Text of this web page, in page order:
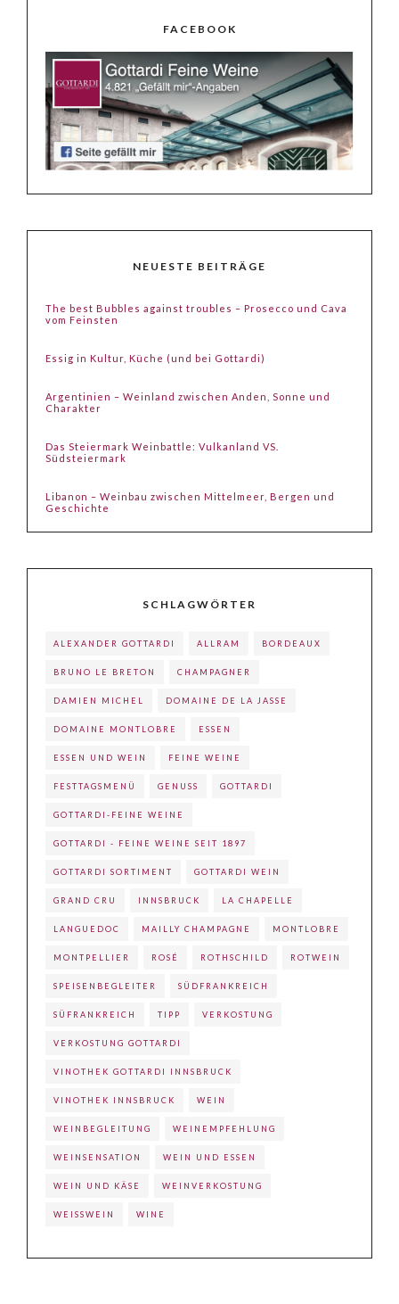
FACEBOOK
NEUESTE BEITRÄGE
The best Bubbles against troubles – Prosecco und Cava
vom Feinsten
Essig in Kultur, Küche (und bei Gottardi)
Argentinien – Weinland zwischen Anden, Sonne und
Charakter
Das Steiermark Weinbattle: Vulkanland VS.
Südsteiermark
Libanon – Weinbau zwischen Mittelmeer, Bergen und
Geschichte
SCHLAGWÖRTER
ALEXANDER GOTTARDI ALLRAM BORDEAUX
BRUNO LE BRETON CHAMPAGNER
DAMIEN MICHEL DOMAINE DE LA JASSE
DOMAINE MONTLOBRE ESSEN
ESSEN UND WEIN FEINE WEINE
FESTTAGSMENÜ GENUSS GOTTARDI
GOTTARDI-FEINE WEINE
GOTTARDI - FEINE WEINE SEIT 1897
GOTTARDI SORTIMENT GOTTARDI WEIN
GRAND CRU INNSBRUCK LA CHAPELLE
LANGUEDOC MAILLY CHAMPAGNE MONTLOBRE
MONTPELLIER ROSÉ ROTHSCHILD ROTWEIN
SPEISENBEGLEITER SÜDFRANKREICH
SÜFRANKREICH TIPP VERKOSTUNG
VERKOSTUNG GOTTARDI
VINOTHEK GOTTARDI INNSBRUCK
VINOTHEK INNSBRUCK WEIN
WEINBEGLEITUNG WEINEMPFEHLUNG
WEINSENSATION WEIN UND ESSEN
WEIN UND KÄSE WEINVERKOSTUNG
WEISSWEIN WINE